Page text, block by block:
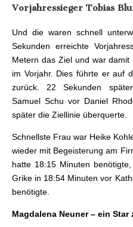
Vorjahressieger Tobias
Und die waren schnell
Sekunden erreichte
Metern das Ziel und war
im Vorjahr. Dies führte er auf
zurück. 22 Sekunden
Samuel Schu vor Daniel
später die Ziellinie überquerte.
Schnellste Frau war Heike
wieder mit Begeisterung am
hatte 18:15 Minuten
Grike in 18:54 Minuten vor
benötigte.
Magdalena Neuner – ein Star